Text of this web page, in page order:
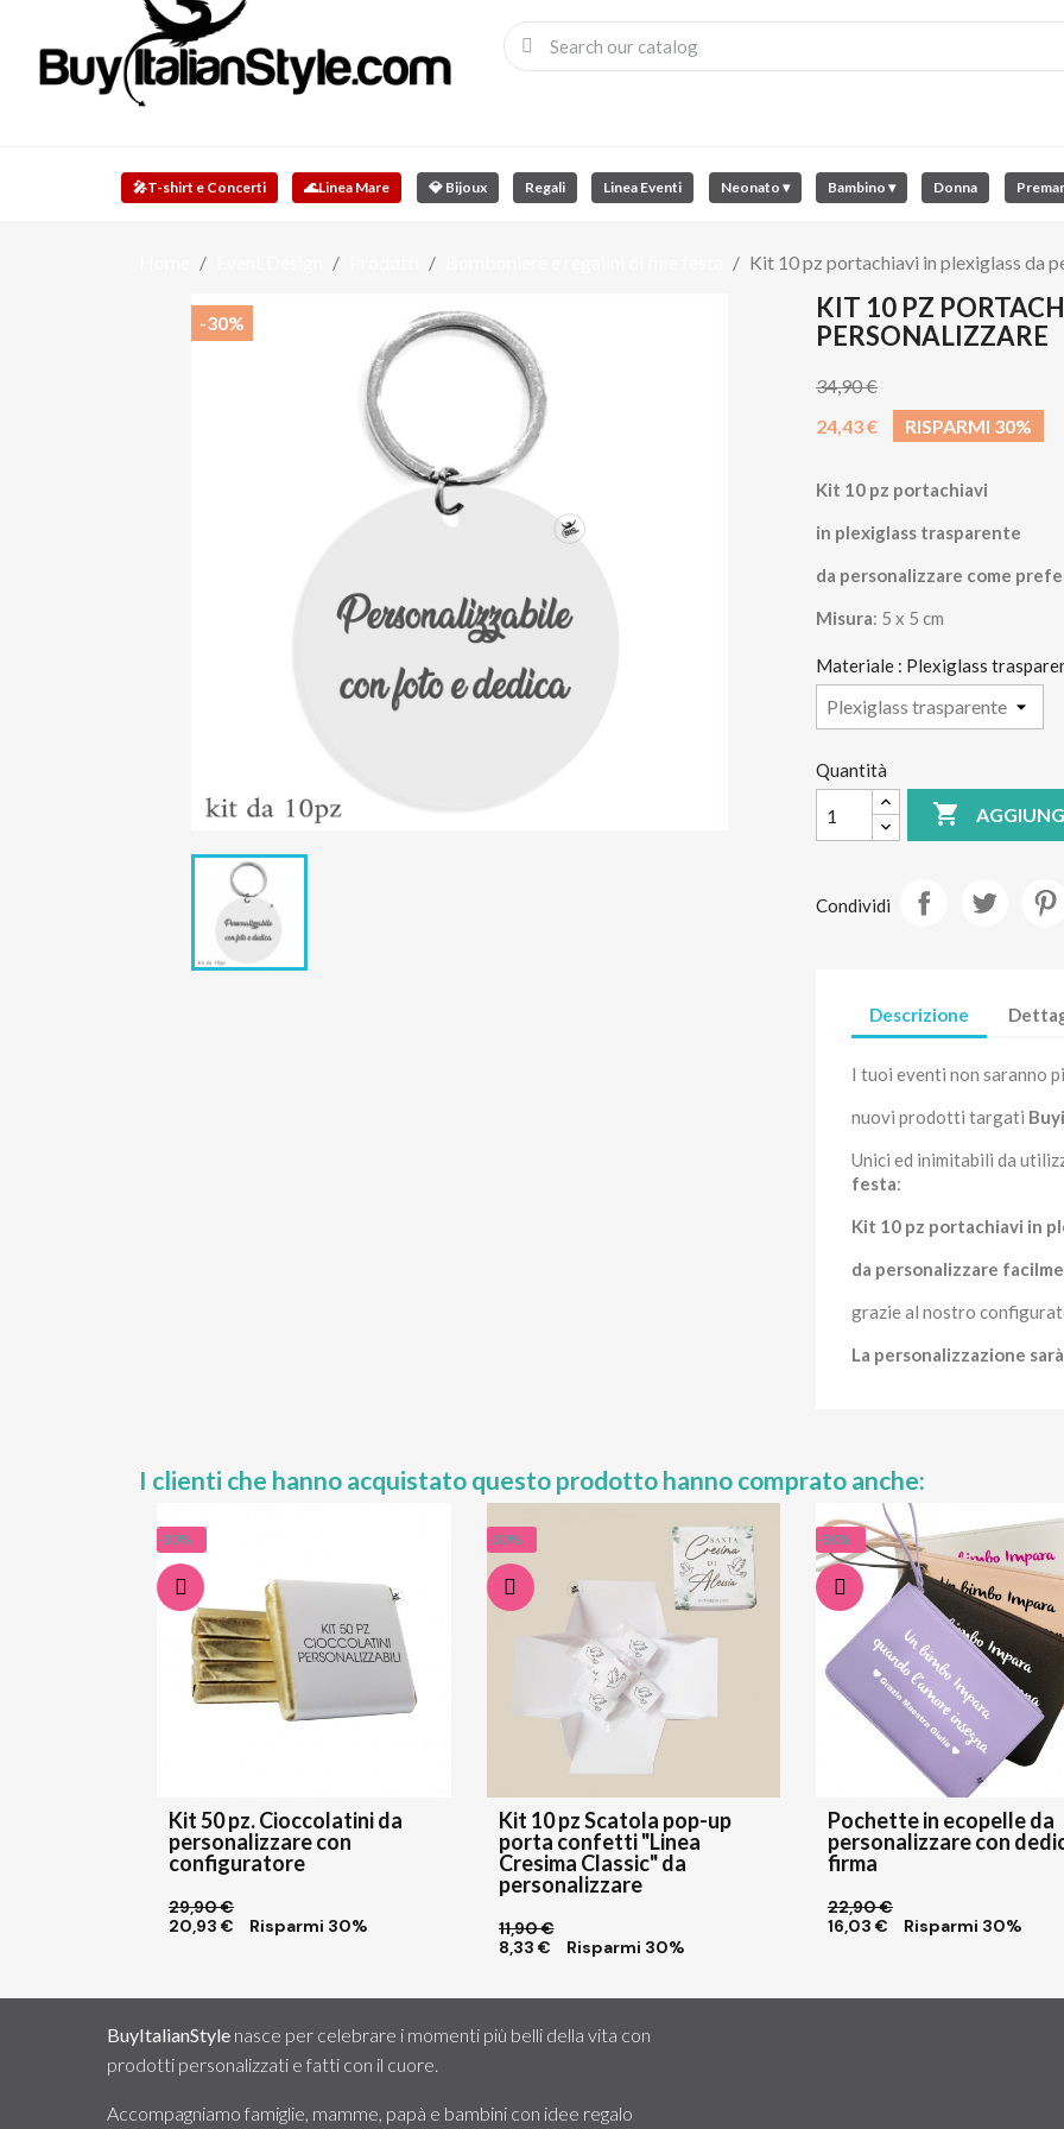
🎤T-shirt e Concerti 🌊Linea Mare 💎 Bijoux Regali Linea Eventi Neonato ▾ Bambino ▾ Donna
Kit 10 pz portachiavi in plexiglass da
-30%
KIT 10 PZ
PERSONALIZZARE
34,90 €
24,43 €
RISPARMI 30%
Kit 10 pz portachiavi
in plexiglass trasparente
da personalizzare come
Misura: 5 x 5 cm
Materiale : Plexiglass
Quantità

Condividi
Descrizione
I tuoi eventi non saranno
nuovi prodotti targati
Unici ed inimitabili da
festa:
Kit 10 pz portachiavi in
da personalizzare
grazie al nostro
La personalizzazione
I clienti che hanno acquistato questo prodotto hanno comprato anche:
-30%
Kit 50 pz. Cioccolatini da
personalizzare con
configuratore
29,90 €
20,93 €
Risparmi 30%
-30%
Kit 10 pz Scatola pop-up
porta confetti "Linea
Cresima Classic" da
personalizzare
11,90 €
8,33 €
Risparmi 30%
-30%
Pochette in ecopelle da
personalizzare con
firma
22,90 €
16,03 €
Risparmi 30%
BuyItalianStyle nasce per celebrare i momenti più belli della vita con
prodotti personalizzati e fatti con il cuore.
Accompagniamo famiglie, mamme, papà e bambini con idee regalo